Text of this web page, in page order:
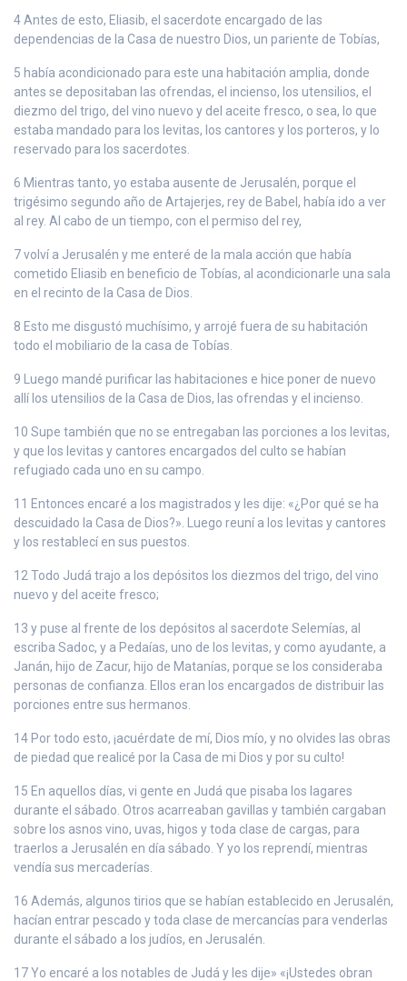
4 Antes de esto, Eliasib, el sacerdote encargado de las
dependencias de la Casa de nuestro Dios, un pariente de Tobías,
5 había acondicionado para este una habitación amplia, donde
antes se depositaban las ofrendas, el incienso, los utensilios, el
diezmo del trigo, del vino nuevo y del aceite fresco, o sea, lo que
estaba mandado para los levitas, los cantores y los porteros, y lo
reservado para los sacerdotes.
6 Mientras tanto, yo estaba ausente de Jerusalén, porque el
trigésimo segundo año de Artajerjes, rey de Babel, había ido a ver
al rey. Al cabo de un tiempo, con el permiso del rey,
7 volví a Jerusalén y me enteré de la mala acción que había
cometido Eliasib en beneficio de Tobías, al acondicionarle una sala
en el recinto de la Casa de Dios.
8 Esto me disgustó muchísimo, y arrojé fuera de su habitación
todo el mobiliario de la casa de Tobías.
9 Luego mandé purificar las habitaciones e hice poner de nuevo
allí los utensilios de la Casa de Dios, las ofrendas y el incienso.
10 Supe también que no se entregaban las porciones a los levitas,
y que los levitas y cantores encargados del culto se habían
refugiado cada uno en su campo.
11 Entonces encaré a los magistrados y les dije: «¿Por qué se ha
descuidado la Casa de Dios?». Luego reuní a los levitas y cantores
y los restablecí en sus puestos.
12 Todo Judá trajo a los depósitos los diezmos del trigo, del vino
nuevo y del aceite fresco;
13 y puse al frente de los depósitos al sacerdote Selemías, al
escriba Sadoc, y a Pedaías, uno de los levitas, y como ayudante, a
Janán, hijo de Zacur, hijo de Matanías, porque se los consideraba
personas de confianza. Ellos eran los encargados de distribuir las
porciones entre sus hermanos.
14 Por todo esto, ¡acuérdate de mí, Dios mío, y no olvides las obras
de piedad que realicé por la Casa de mi Dios y por su culto!
15 En aquellos días, vi gente en Judá que pisaba los lagares
durante el sábado. Otros acarreaban gavillas y también cargaban
sobre los asnos vino, uvas, higos y toda clase de cargas, para
traerlos a Jerusalén en día sábado. Y yo los reprendí, mientras
vendía sus mercaderías.
16 Además, algunos tirios que se habían establecido en Jerusalén,
hacían entrar pescado y toda clase de mercancías para venderlas
durante el sábado a los judíos, en Jerusalén.
17 Yo encaré a los notables de Judá y les dije» «¡Ustedes obran